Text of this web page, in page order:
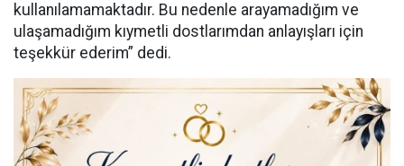
kullanılamamaktadır. Bu nedenle arayamadığım ve
ulaşamadığım kıymetli dostlarımdan anlayışları için
teşekkür ederim” dedi.